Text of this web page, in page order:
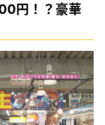
円！？豪華